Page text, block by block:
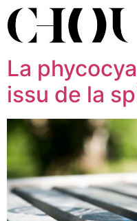
La
issu de la